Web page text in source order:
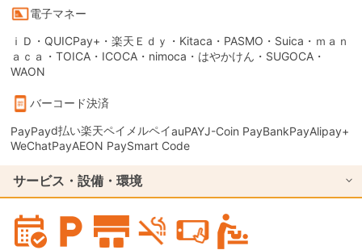
電子マネー
ｉＤ・QUICPay+・楽天Ｅｄｙ・Kitaca・PASMO・Suica・ｍａｎ
ａｃａ・TOICA・ICOCA・nimoca・はやかけん・SUGOCA・
WAON
バーコード決済
PayPayd払い楽天ペイ メルペイauPAYJ-Coin PayBankPayAlipay+
WeChatPayAEON PaySmart Code
サービス・設備・環境